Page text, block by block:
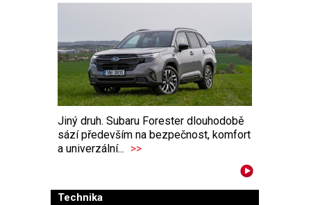
Jiný druh. Subaru Forester dlouhodobě
sází především na bezpečnost, komfort
a univerzální... >>
Technika